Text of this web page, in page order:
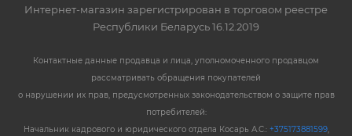
Интернет-магазин зарегистрирован в торговом реестре
Республики Беларусь 16.12.2019
Контактные данные продавца и лица, уполномоченного продавцом
рассматривать обращения покупателей
о нарушении их прав, предусмотренных законодательством о защите прав
потребителей:
Начальник кадрового и юридического отдела Косарь А.С.: +375173881599,